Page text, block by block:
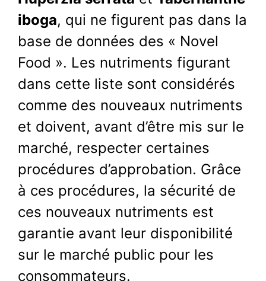
iboga, qui ne figurent pas dans la
base de données des « Novel
Food ». Les nutriments figurant
dans cette liste sont considérés
comme des nouveaux nutriments
et doivent, avant d’être mis sur le
marché, respecter certaines
procédures d’approbation. Grâce
à ces procédures, la sécurité de
ces nouveaux nutriments est
garantie avant leur disponibilité
sur le marché public pour les
consommateurs.